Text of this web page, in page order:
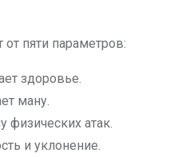
пяти параметров:
здоровье.
ману.
физических атак.
и уклонение.